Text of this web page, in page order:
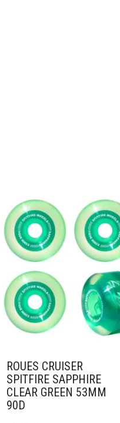
Ajouter à mes favoris
ROUES CRUISER
SPITFIRE SAPPHIRE
CLEAR GREEN 53MM
90D